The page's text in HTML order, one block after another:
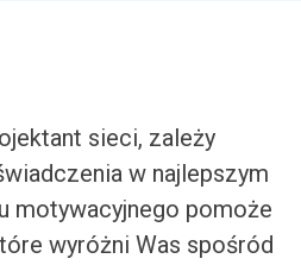
sieci, zależy
w najlepszym
motywacyjnego pomoże
wyróżni Was spośród